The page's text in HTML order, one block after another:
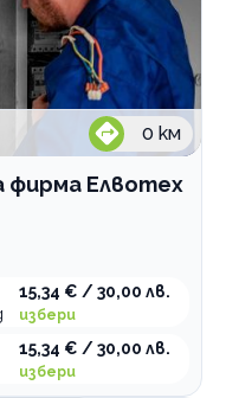
0 км
Елвотех
15,34 € / 30,00 лв.
избери
15,34 € / 30,00 лв.
избери